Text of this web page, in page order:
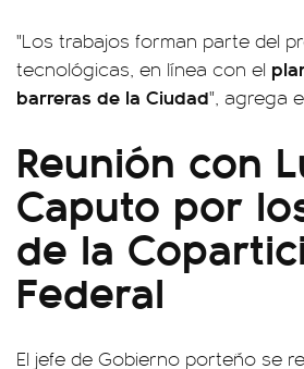
"Los trabajos forman parte del
tecnológicas, en línea con el
barreras de la Ciudad", agrega
Reunión con
Caputo por
de la
Federal
El jefe de Gobierno porteño se